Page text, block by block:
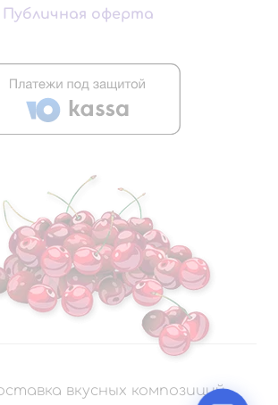
Публичная оферта
вкусных композиций